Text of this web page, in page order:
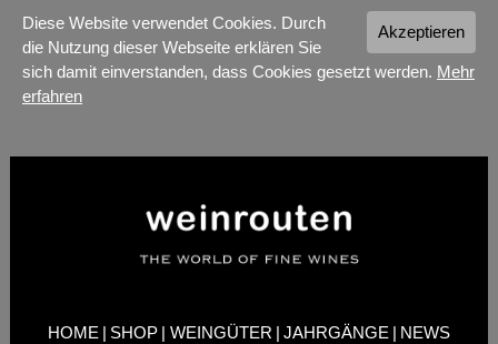
Akzeptieren
Diese Website verwendet Cookies. Durch
die Nutzung dieser Webseite erklären Sie
sich damit einverstanden, dass Cookies gesetzt werden. Mehr
erfahren
HOME | SHOP | WEINGÜTER | JAHRGÄNGE | NEWS